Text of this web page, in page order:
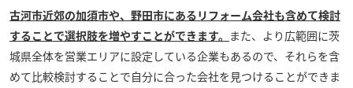
古河市近郊の加須市や、野田市にあるリフォーム会社も含めて検討
することで選択肢を増やすことができます。 また、より広範囲に茨
城県全体を営業エリアに設定している企業もあるので、それらを含
めて比較検討することで自分に合った会社を見つけることができま